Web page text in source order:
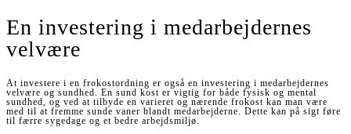
En investering i medarbejdernes
velvære
At investere i en frokostordning er også en investering i medarbejdernes
velvære og sundhed. En sund kost er vigtig for både fysisk og mental
sundhed, og ved at tilbyde en varieret og nærende frokost kan man være
med til at fremme sunde vaner blandt medarbejderne. Dette kan på sigt føre
til færre sygedage og et bedre arbejdsmiljø.